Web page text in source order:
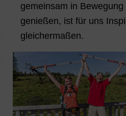
gemeinsam in
genießen, ist für uns
gleichermaßen.